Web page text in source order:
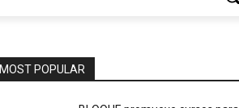
MOST POPULAR